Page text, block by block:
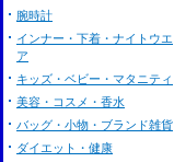
腕時計
インナー・下着・ナイトウエ
ア
キッズ・ベビー・マタニティ
美容・コスメ・香水
バッグ・小物・ブランド雑貨
ダイエット・健康